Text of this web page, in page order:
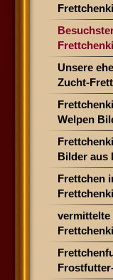
Unsere
Zucht-
Welpen
Bilder aus
Frettchen
vermittelte